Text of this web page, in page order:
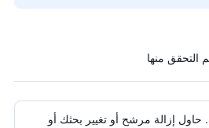
حاول إزالة مرشح أو تغيير بحثك أو